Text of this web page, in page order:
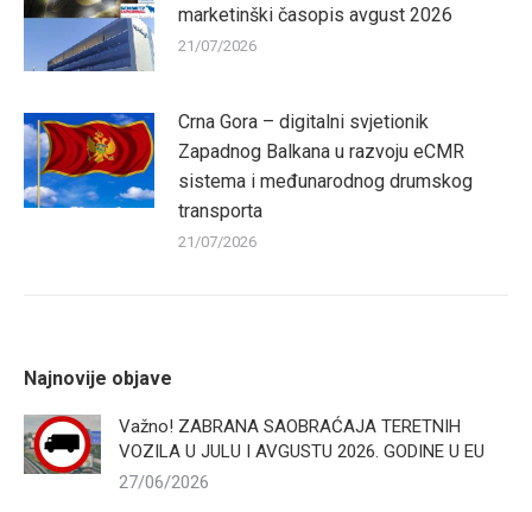
marketinški časopis avgust 2026
21/07/2026
Crna Gora – digitalni svjetionik
Zapadnog Balkana u razvoju eCMR
sistema i međunarodnog drumskog
transporta
21/07/2026
Najnovije objave
Važno! ZABRANA SAOBRAĆAJA TERETNIH
VOZILA U JULU I AVGUSTU 2026. GODINE U EU
27/06/2026